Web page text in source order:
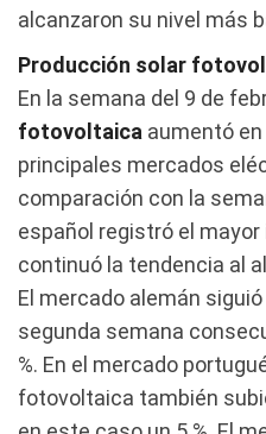
alcanzaron su nivel más
Producción solar
En la semana del 9 de
fotovoltaica aumentó
principales mercados
comparación con la
español registró el mayor
continuó la tendencia al
El mercado alemán
segunda semana
%. En el mercado
fotovoltaica también